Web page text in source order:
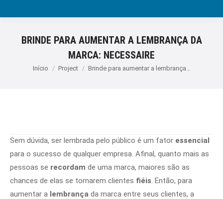
BRINDE PARA AUMENTAR A LEMBRANÇA DA
MARCA: NECESSAIRE
Você está aqui:
Início Project Brinde para aumentar a lembrança…
Sem dúvida, ser lembrada pelo público é um fator essencial
para o sucesso de qualquer empresa. Afinal, quanto mais as
pessoas se recordam de uma marca, maiores são as
chances de elas se tornarem clientes fiéis. Então, para
aumentar a lembrança da marca entre seus clientes, a